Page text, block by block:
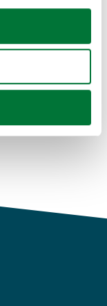
geográfica
activamente
(huellas
procesan sus
web con
y análisis